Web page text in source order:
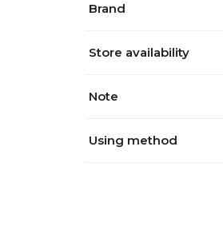
Brand
Store availability
Note
Using method